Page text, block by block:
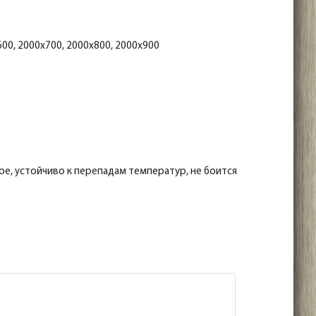
2000x700, 2000x800, 2000x900
устойчиво к перепадам температур, не боится